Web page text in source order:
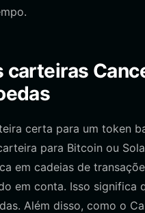
carteiras
certa para um token
para Bitcoin ou
em cadeias de
em conta. Isso significa
Além disso, como o